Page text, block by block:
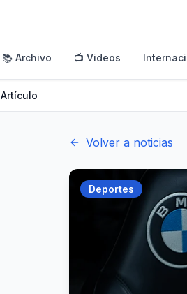
📚 Archivo 📺 Videos
Artículo
Volver a noticias
Deportes